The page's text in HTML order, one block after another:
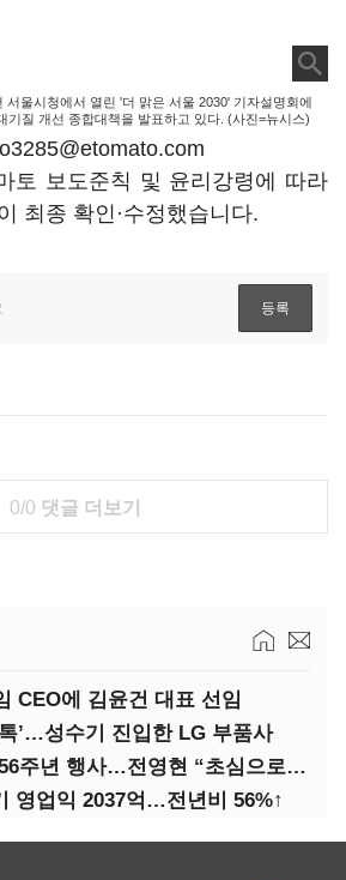
서울시청에서 열린 '더 맑은 서울 2030' 기자설명회에
기질 개선 종합대책을 발표하고 있다. (사진=뉴시스)
토 보도준칙 및 윤리강령에 따라
최종 확인·수정했습니다.
0/0 댓글 더보기
CEO에 김윤건 대표 선임
’…성수기 진입한 LG 부품사
삼성전자, 창립 56주년 행사…전영현 “초심으로 경쟁력 회복해야”
영업익 2037억…전년비 56%↑